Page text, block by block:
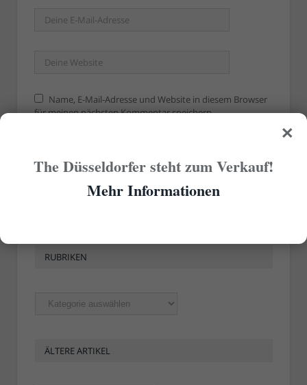
Name, E-Mail-Adresse und Website in diesem Browser
für meinen nächsten Kommentar speichern.
RUBRIKEN
Rubriken
ÄLTERE ARTIKEL
×
The Düsseldorfer steht zum Verkauf!
Mehr Informationen